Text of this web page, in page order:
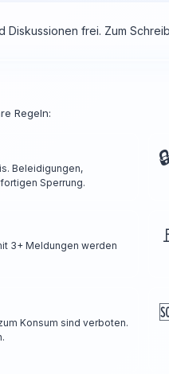
Diskussionen frei. Zum
Regeln:
Beleidigungen,
Sperrung.
🔒
3+ Meldungen werden
Konsum sind verboten.